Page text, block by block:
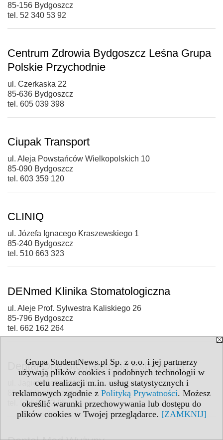
Grupa StudentNews.pl Sp. z o.o. i jej partnerzy
używają plików cookies i podobnych technologii w
celu realizacji m.in. usług statystycznych i
reklamowych zgodnie z Polityką Prywatności. Możesz
określić warunki przechowywania lub dostępu do
plików cookies w Twojej przeglądarce. [ZAMKNIJ]
85-156 Bydgoszcz
tel. 52 340 53 92
Centrum Zdrowia Bydgoszcz Leśna Grupa
Polskie Przychodnie
ul. Czerkaska 22
85-636 Bydgoszcz
tel. 605 039 398
Ciupak Transport
ul. Aleja Powstańców Wielkopolskich 10
85-090 Bydgoszcz
tel. 603 359 120
CLINIQ
ul. Józefa Ignacego Kraszewskiego 1
85-240 Bydgoszcz
tel. 510 663 323
DENmed Klinika Stomatologiczna
ul. Aleje Prof. Sylwestra Kaliskiego 26
85-796 Bydgoszcz
tel. 662 162 264
Dental One Stomatologia Estetyczna
ul. Jagiellońska 111/lok.7
85-027 Bydgoszcz
tel. 52 520 52 05